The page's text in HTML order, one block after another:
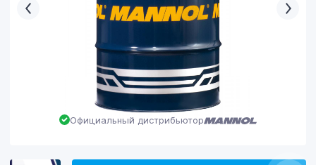
Официальный дистрибьютор